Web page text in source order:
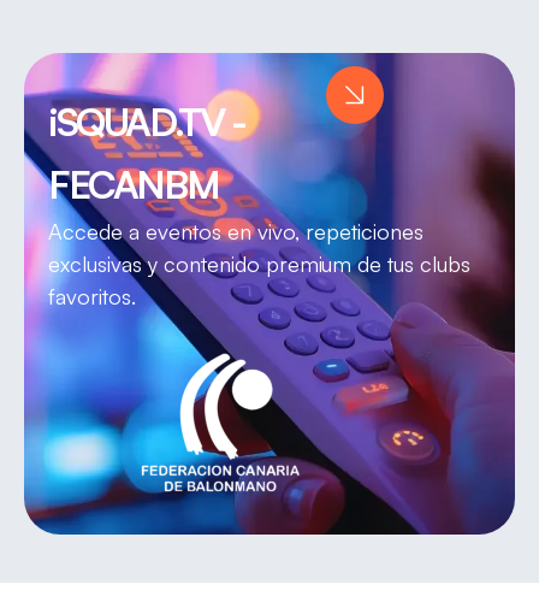
iSQUAD.TV -
FECANBM
Accede a eventos en vivo, repeticiones
exclusivas y contenido premium de tus clubs
favoritos.